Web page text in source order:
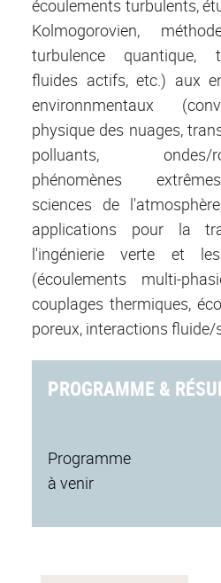
écoulements turbulents,
Kolmogorovien,
turbulence quantique,
fluides actifs, etc.) aux
environnmentaux
physique des nuages,
polluants, ondes/
phénomènes
sciences de
applications pour la
l'ingénierie verte et
(écoulements multi-
couplages thermiques,
poreux, interactions fluide/
PROGRAMME &
Programme
à venir